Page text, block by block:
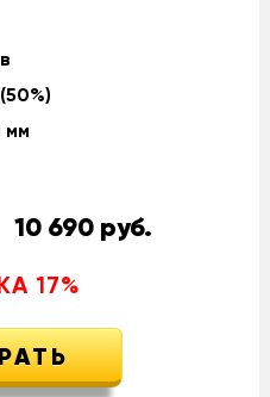
мм
10 690руб.
17%